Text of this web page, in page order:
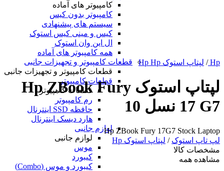
کامپیوتر های آماده
کامپیوتر بدون کیس
سیستم های پیشنهادی
کیس و مینی کیس استوک
ال این وان استوک
همه کامپیوتر های آماده
قطعات کامپیوتر و تجهیزات جانبی
قطعات کامپیوتر و تجهیزات جانبی
قطعات کامپیوتر
قطعات کامپیوتر
رم کامپیوتر
حافظه SSD اینترنال
هارد دیسک اینترنال
لوازم جانبی
لوازم جانبی
موس
کیبورد
کیبورد و موس (Combo)
Hp
/ لپتاپ استوک Hp Hp
لپتاپ استوک Hp ZBook Fury
17 G7 نسل 10
Hp ZBook Fury 17G7 Stock Laptop
لپ تاپ استوک / لپتاپ استوک Hp
مشخصات کالا
مشاهده همه